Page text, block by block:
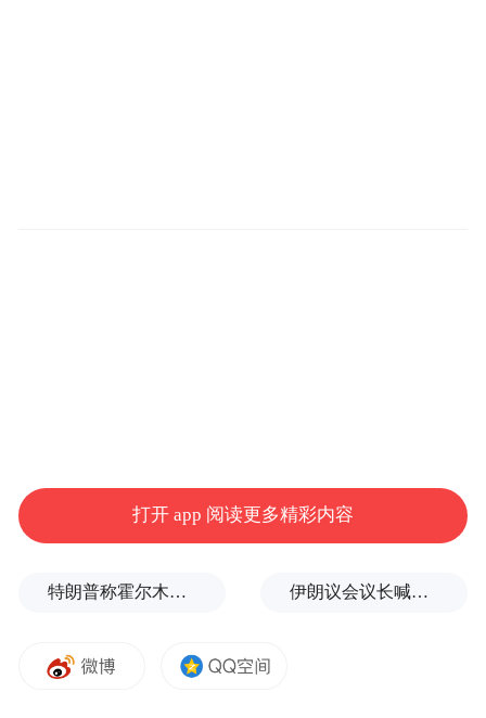
打开 app 阅读更多精彩内容
特朗普称霍尔木兹海峡协议尚未达成，正参与相关谈判 伊朗议会议长喊话：别再作秀了！